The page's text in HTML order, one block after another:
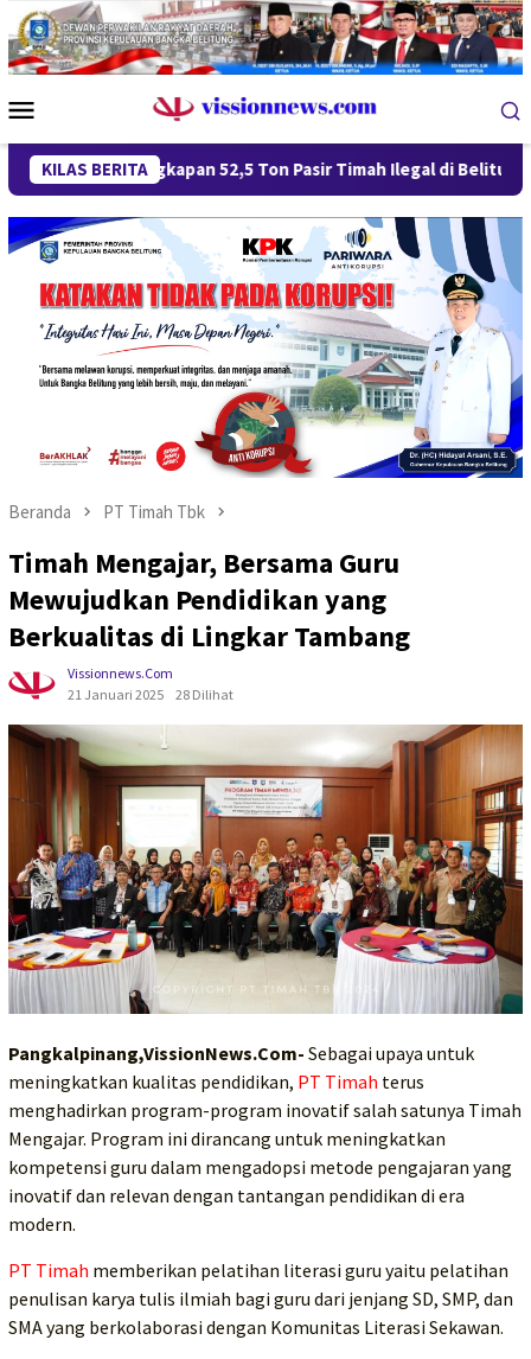
Loncat
ke
konten
Mobile
KILAS BERITA
52,5 Ton Pasir Timah Ilegal di Belitung Berlanjut,
Beranda PT Timah Tbk
Timah Mengajar, Bersama Guru
Mewujudkan Pendidikan yang
Berkualitas di Lingkar Tambang
Vissionnews.com
21 Januari 2025
28 Dilihat
Pangkalpinang,VissionNews.Com- Sebagai upaya untuk
meningkatkan kualitas pendidikan, PT Timah terus
menghadirkan program-program inovatif salah satunya Timah
Mengajar. Program ini dirancang untuk meningkatkan
kompetensi guru dalam mengadopsi metode pengajaran yang
inovatif dan relevan dengan tantangan pendidikan di era
modern.
PT Timah memberikan pelatihan literasi guru yaitu pelatihan
penulisan karya tulis ilmiah bagi guru dari jenjang SD, SMP, dan
SMA yang berkolaborasi dengan Komunitas Literasi Sekawan.